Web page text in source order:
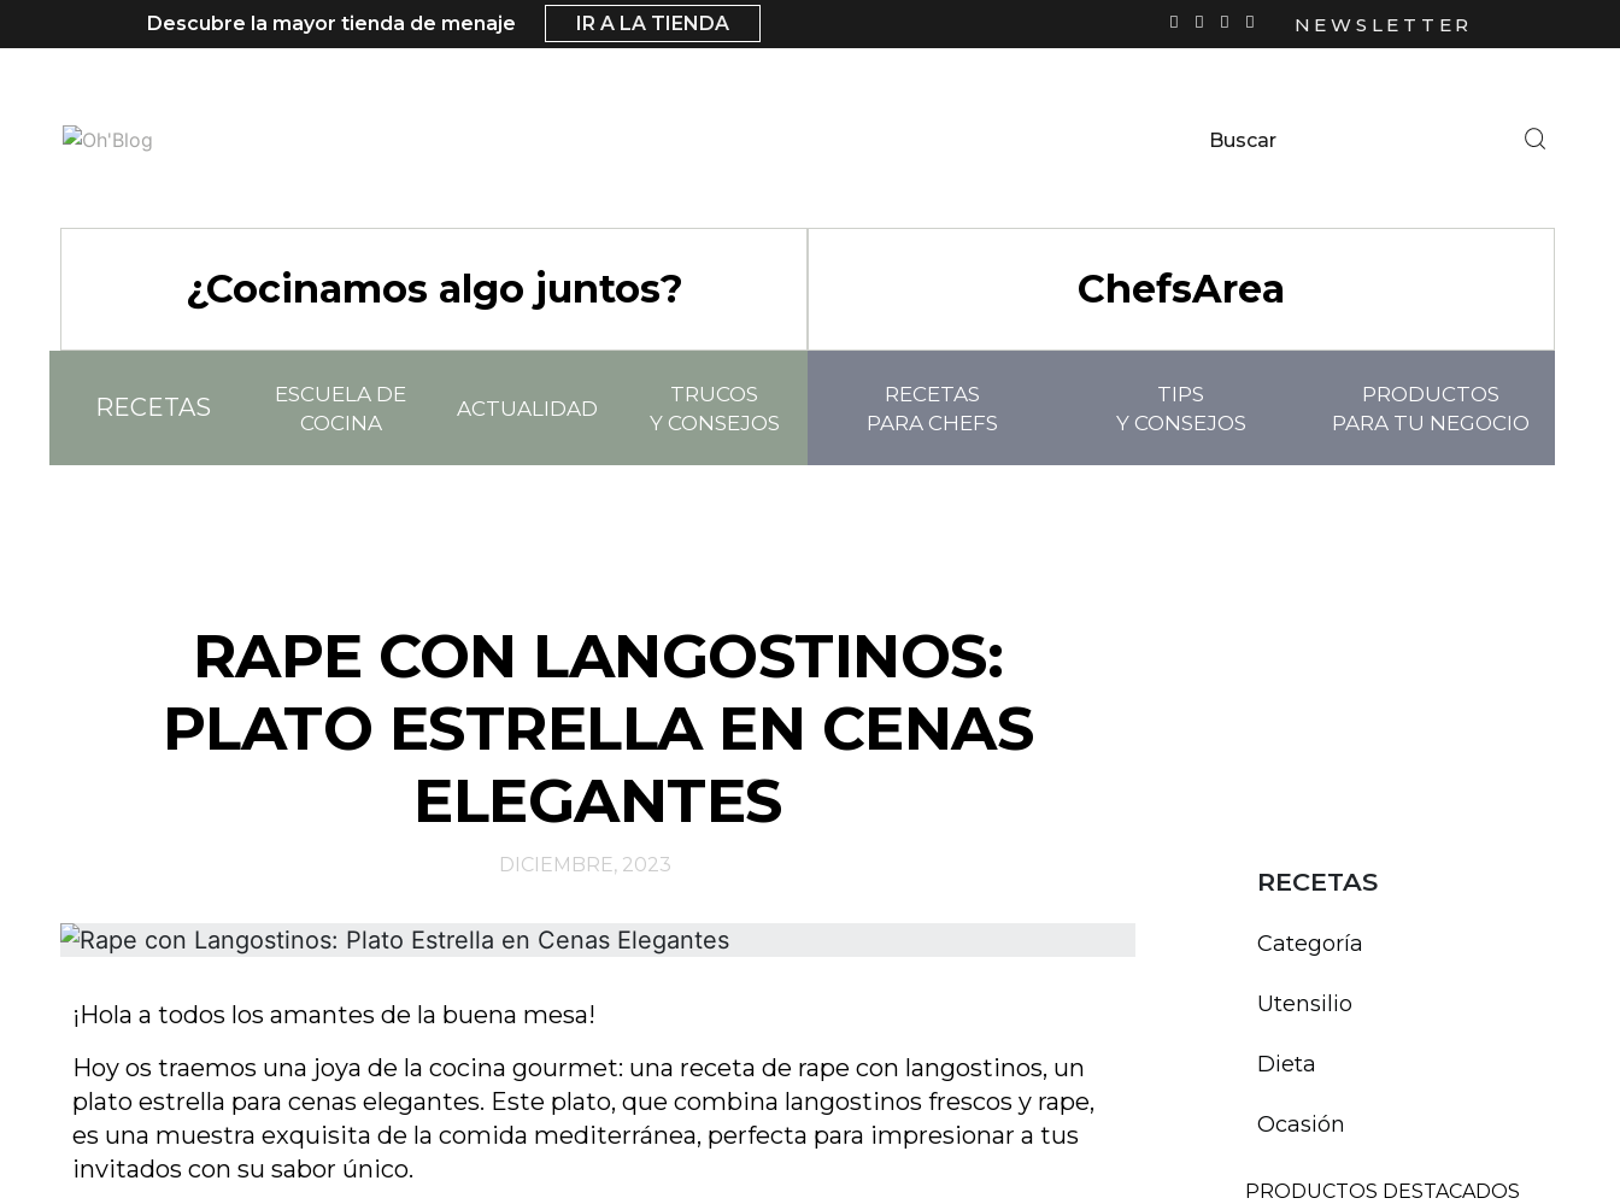
Descubre la mayor tienda de menaje IR A LA TIENDA NEWSLETTER
¿Cocinamos algo juntos?
RECETAS
ESCUELA DE
COCINA
ACTUALIDAD
TRUCOS
Y CONSEJOS
ChefsArea
RECETAS
PARA CHEFS
TIPS
Y CONSEJOS
PRODUCTOS
PARA TU NEGOCIO
RAPE CON LANGOSTINOS:
PLATO ESTRELLA EN CENAS
ELEGANTES
DICIEMBRE, 2023
¡Hola a todos los amantes de la buena mesa!
Hoy os traemos una joya de la cocina gourmet: una receta de rape con langostinos, un
plato estrella para cenas elegantes. Este plato, que combina langostinos frescos y rape,
es una muestra exquisita de la comida mediterránea, perfecta para impresionar a tus
invitados con su sabor único.
RECETAS
Categoría
Utensilio
Dieta
Ocasión
PRODUCTOS DESTACADOS